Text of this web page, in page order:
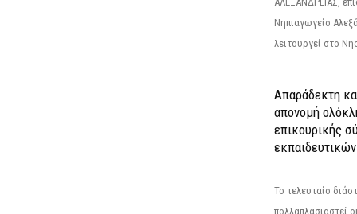
Νηπιαγωγείο
λειτουργεί στο
Απαράδεκτη
απονομή
επικουρικής
εκπαιδευτικών
Το τελευταίο
πολλαπλασιαστεί